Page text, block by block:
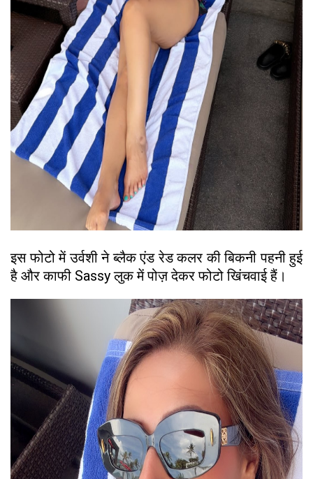
इस फोटो में उर्वशी ने ब्लैक एंड रेड कलर की बिकनी पहनी हुई
है और काफी Sassy लुक में पोज़ देकर फोटो खिंचवाई हैं।